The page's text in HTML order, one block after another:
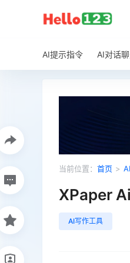
AI提示指令 AI对话
当前位置： 首页 >
XPaper
AI写作工具